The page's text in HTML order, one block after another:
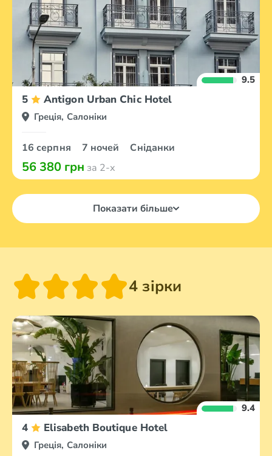
9.5
5 Antigon Urban Chic Hotel
Греція, Салоніки
16 серпня 7 ночей Сніданки
56 380 грн за 2-х
Показати більше
4 зірки
9.4
4 Elisabeth Boutique Hotel
Греція, Салоніки